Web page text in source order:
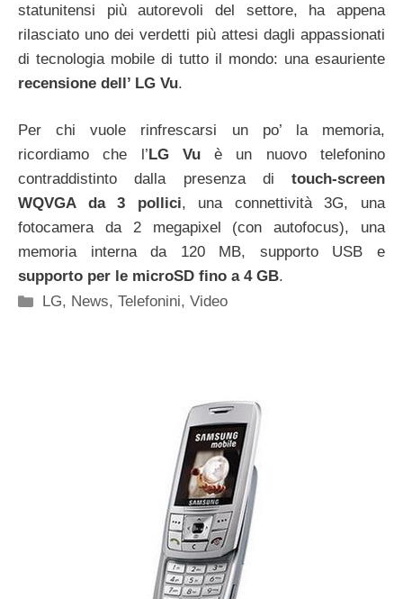
statunitensi più autorevoli del settore, ha appena
rilasciato uno dei verdetti più attesi dagli appassionati
di tecnologia mobile di tutto il mondo: una esauriente
recensione dell’ LG Vu.
Per chi vuole rinfrescarsi un po’ la memoria,
ricordiamo che l’ LG Vuè un nuovo telefonino
contraddistinto dalla presenza di touch-screen
WQVGA da 3 pollici, una connettività 3G, una
fotocamera da 2 megapixel (con autofocus), una
memoria interna da 120 MB, supporto USB e
supporto per le microSD fino a 4 GB.
Categorie
LG, News,Telefonini,Video